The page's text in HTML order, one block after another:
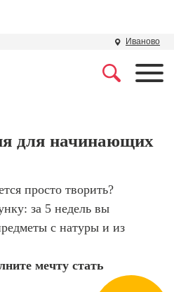
Иваново
поисковой
продвижение
сайтов)
Профессия
Профессия
для начинающих
просто творить?
за 5 недель вы
с натуры и из
мечту стать